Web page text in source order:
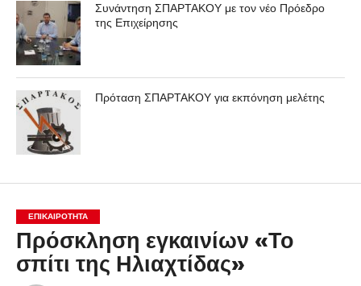
Συνάντηση ΣΠΑΡΤΑΚΟΥ με τον νέο Πρόεδρο
της Επιχείρησης
Πρόταση ΣΠΑΡΤΑΚΟΥ για εκπόνηση μελέτης
ΕΠΙΚΑΙΡΟΤΗΤΑ
Πρόσκληση εγκαινίων «Το
σπίτι της Ηλιαχτίδας»